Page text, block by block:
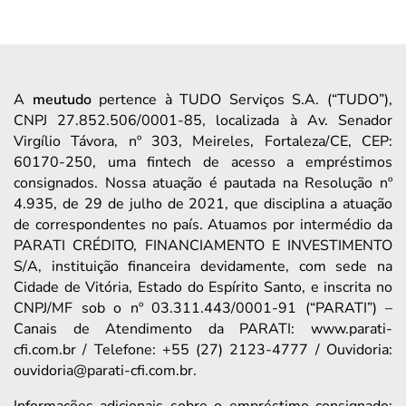
A meutudopertence à TUDO Serviços S.A. (“TUDO”),
CNPJ 27.852.506/0001-85, localizada à Av. Senador
Virgílio Távora, nº 303, Meireles, Fortaleza/CE, CEP:
60170-250, uma fintech de acesso a empréstimos
consignados. Nossa atuação é pautada na Resolução nº
4.935, de 29 de julho de 2021, que disciplina a atuação
de correspondentes no país. Atuamos por intermédio da
PARATI CRÉDITO, FINANCIAMENTO E INVESTIMENTO
S/A, instituição financeira devidamente, com sede na
Cidade de Vitória, Estado do Espírito Santo, e inscrita no
CNPJ/MF sob o nº 03.311.443/0001-91 (“PARATI”) –
Canais de Atendimento da PARATI: www.parati-
cfi.com.br / Telefone: +55 (27) 2123-4777 / Ouvidoria:
ouvidoria@parati-cfi.com.br.